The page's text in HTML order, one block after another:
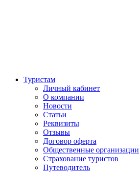
Туристам
Личный кабинет
О компании
Новости
Статьи
Реквизиты
Отзывы
Договор оферта
Общественные организации
Страхование туристов
Путеводитель